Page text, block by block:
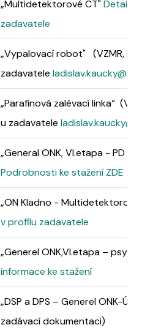
„Multidetektorové CT"Detailní
zadavatele
„Vypalovací robot" (VZMR,
zadavatele
„Parafínová zalévací linka“
u zadavatele
„General ONK, VI.etapa - PD
Podrobnosti ke stažení ZDE
„ON Kladno -
v profilu zadavatele
„Generel ONK,VI.etapa –
informace ke stažení
„DSP a DPS – Generel ONK-
zadávací dokumentaci)